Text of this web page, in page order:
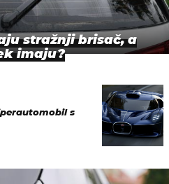
stražnji brisač, a
imaju?
s